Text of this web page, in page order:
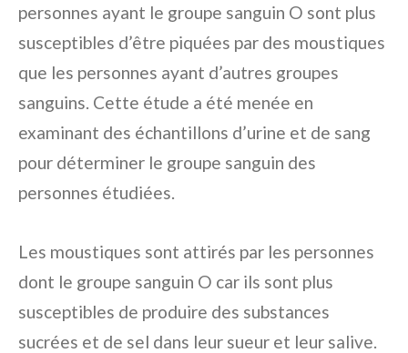
personnes ayant le groupe sanguin O sont plus
susceptibles d’être piquées par des moustiques
que les personnes ayant d’autres groupes
sanguins. Cette étude a été menée en
examinant des échantillons d’urine et de sang
pour déterminer le groupe sanguin des
personnes étudiées.
Les moustiques sont attirés par les personnes
dont le groupe sanguin O car ils sont plus
susceptibles de produire des substances
sucrées et de sel dans leur sueur et leur salive.